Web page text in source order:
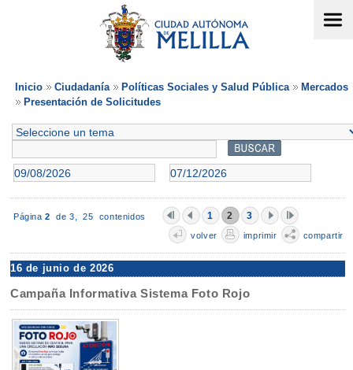
Inicio Ciudadanía Políticas Sociales y Salud Pública
Mercados
Presentación de Solicitudes
Página 2 de 3,25 contenidos 1 2 3
volver imprimir compartir
16 de junio de 2026
Campaña Informativa Sistema Foto Rojo